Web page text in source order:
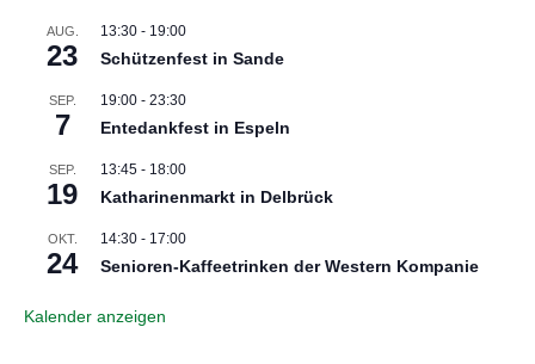
AUG.
23
13:30 - 19:00
Schützenfest in Sande
SEP.
7
19:00 - 23:30
Entedankfest in Espeln
SEP.
19
13:45 - 18:00
Katharinenmarkt in Delbrück
OKT.
24
14:30 - 17:00
Senioren-Kaffeetrinken der Western Kompanie
Kalender anzeigen